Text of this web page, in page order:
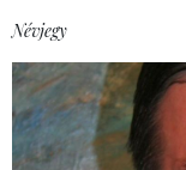
Névjegy